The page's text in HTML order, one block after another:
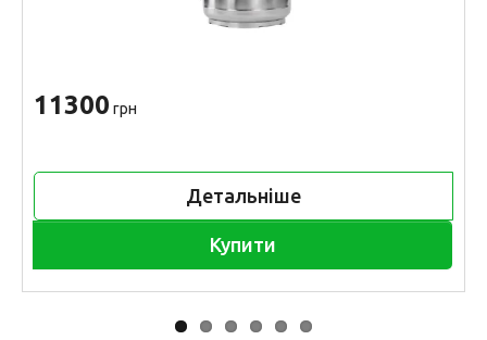
11300 грн
Детальніше
Купити